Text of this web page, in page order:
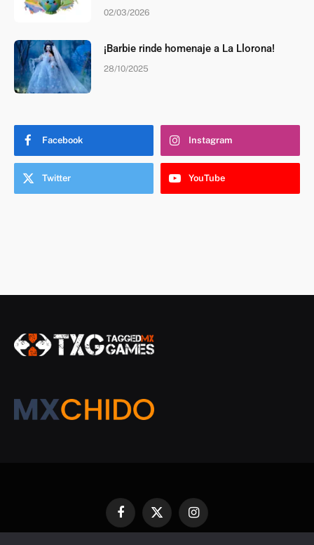
02/03/2026
¡Barbie rinde homenaje a La Llorona!
28/10/2025
Facebook Instagram
Twitter YouTube
FacebookX
(Twitter)
Instagram